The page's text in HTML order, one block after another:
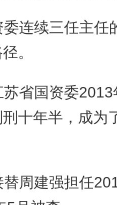
连续三任主任
。
苏省国资委
十年半，成为
周建强担任